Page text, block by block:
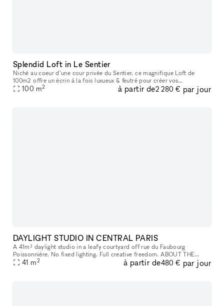
Splendid Loft in Le Sentier
Niché au coeur d’une cour privée du Sentier, ce magnifique Loft de
100m2 offre un écrin à la fois luxueux & feutré pour créer vos
évènements et accueillir vos showrooms dans un cadre exceptionnel.
100 m2 à partir de2 280 € par jour
DAYLIGHT STUDIO IN CENTRAL PARIS
A 41m² daylight studio in a leafy courtyard off rue du Faubourg
Poissonnière. No fixed lighting. Full creative freedom. ABOUT THE
SPACE Located in a quiet courtyard in the 9th arrondissement, the st
41 m2 à partir de480 € par jour